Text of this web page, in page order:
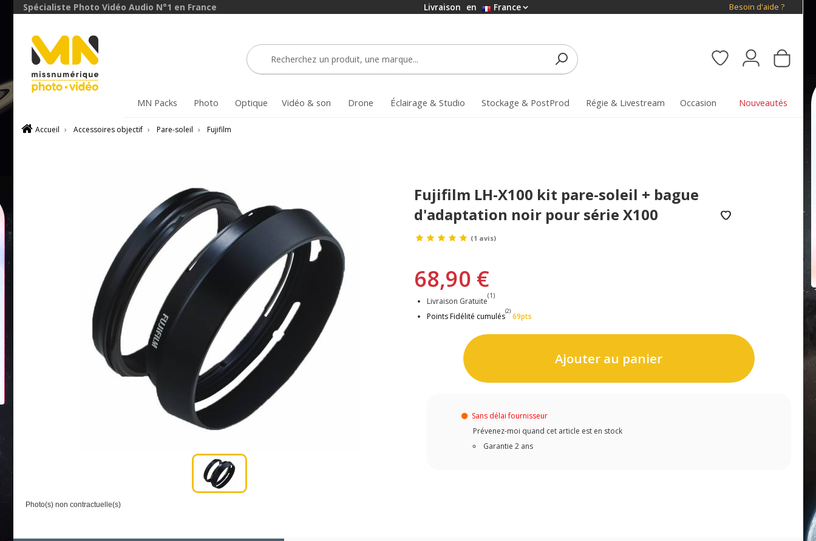
Spécialiste Photo Vidéo Audio N°1 en France Livraison en France Besoin d'aide ?
MN Packs Photo Optique Vidéo & son Drone Éclairage & Studio Stockage & PostProd Régie & Livestream Occasion Nouveautés
Accueil › Accessoires objectif › Pare-soleil › Fujifilm
Photo(s) non contractuelle(s)
Fujifilm LH-X100 kit pare-soleil + bague
d'adaptation noir pour série X100
(1 avis)
68,90 €
Livraison Gratuite
(1)
Points Fidélité cumulés
(2)
69pts
Ajouter au panier
Sans délai fournisseur
Prévenez-moi quand cet article est en stock
Garantie 2 ans